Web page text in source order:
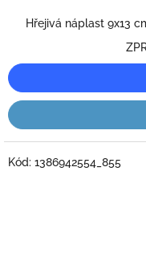
Hřejivá náplast 9x13
Kód: 1386942554_855